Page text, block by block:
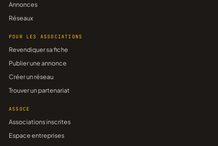
Annonces
Réseaux
POUR LES ASSOCIATIONS
Revendiquer sa fiche
Publier une annonce
Créer un réseau
Trouver un partenariat
ASSOCE
Associations inscrites
Espace entreprises